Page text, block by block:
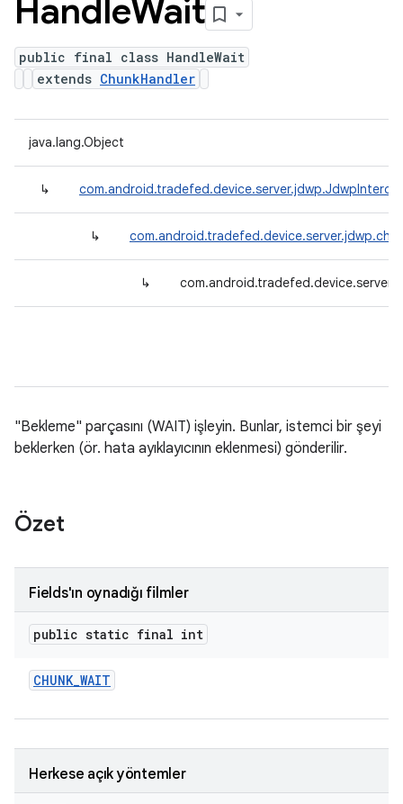
HandleWait
public final class HandleWait
extends ChunkHandler
java.lang.Object
↳
↳
↳
"Bekleme" parçasını (WAIT) işleyin. Bunlar, istemci bir şeyi
beklerken (ör. hata ayıklayıcının eklenmesi) gönderilir.
Özet
Fields'ın oynadığı filmler
public static final int
CHUNK_WAIT
Herkese açık yöntemler